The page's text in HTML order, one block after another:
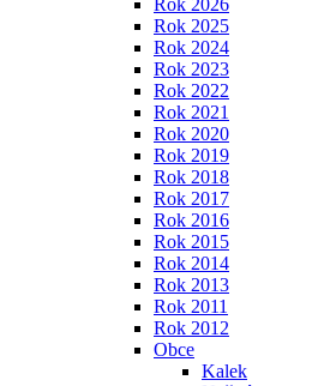
Rok 2026
Rok 2025
Rok 2024
Rok 2023
Rok 2022
Rok 2021
Rok 2020
Rok 2019
Rok 2018
Rok 2017
Rok 2016
Rok 2015
Rok 2014
Rok 2013
Rok 2011
Rok 2012
Obce
Kalek